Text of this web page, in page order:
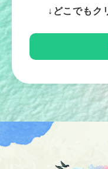
↓どこでもク